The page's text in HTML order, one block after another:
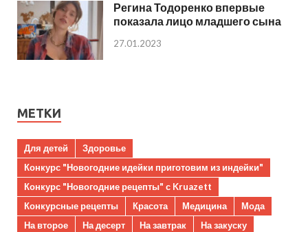
Регина Тодоренко впервые
показала лицо младшего сына
27.01.2023
МЕТКИ
Для детей
Здоровье
Конкурс "Новогодние идейки приготовим из индейки"
Конкурс "Новогодние рецепты" с Kruazett
Конкурсные рецепты
Красота Медицина
Мода
На второе
На десерт На завтрак
На закуску